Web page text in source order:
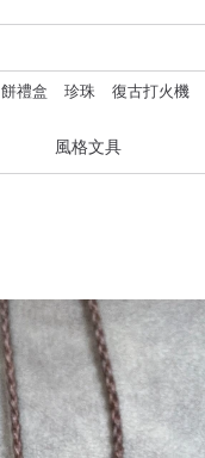
禮盒 珍珠 復古打火機
風格文具